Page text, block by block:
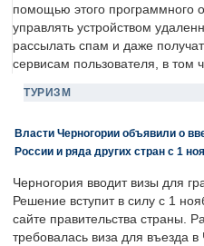
помощью этого программного
управлять устройством
рассылать спам и даже
сервисам пользователя, в том
ТУРИЗМ
Власти Черногории объявили о
России и ряда других стран с 1
Черногория вводит визы для
Решение вступит в силу с 1
сайте правительства страны.
требовалась виза для въезда